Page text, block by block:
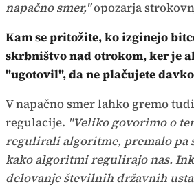
napačno smer,"opozarja
Kam se pritožite, ko izginejo
skrbništvo nad otrokom, ker je
"ugotovil", da ne plačujete
V napačno smer lahko gremo
regulacije. "Veliko govorimo o
regulirali algoritme, premalo pa
kako algoritmi regulirajo nas.
delovanje številnih državnih